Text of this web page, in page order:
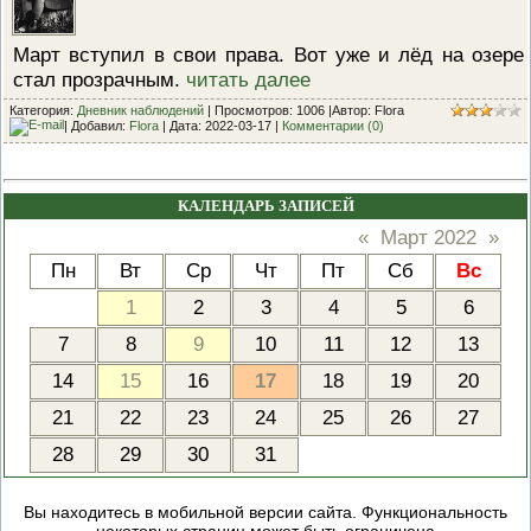
ОСУЩЕСТВЛЕНИИ
ГОСУДАРСТВЕННОГО
ОБЛАСТИ ОХРАНЫ И
ИСПОЛЬЗОВАНИЯ ООПТ
ФЕДЕРАЛЬНОГО ЗНАЧЕНИЯ
ПЛАН ПРОВЕДЕНИЯ
КОНТРОЛЬНЫХ
МЕРОПРИЯТИЙ
ИСЧЕРПЫВАЮЩИЙ
СВЕДЕНИЙ, КОТОРЫЕ МОГУТ
ЗАПРАШИВАТЬСЯ
(НАДЗОРНЫМ) ОРГАНОМ У
КОНТРОЛИРУЕМОГО ЛИЦА
Март вступил в свои права. Вот уже и лёд на озере
стал прозрачным. читать далее
Категория: Дневник наблюдений | Просмотров: 1006 |Автор: Flora
| Добавил: Flora | Дата: 2022-03-17 | Комментарии (0)
КАЛЕНДАРЬ ЗАПИСЕЙ
« Март 2022 »
Пн
Вт Ср Чт Пт Сб
Вс
1
2 3 4 5
6
7
8 9 10 11 12
13
14
15 16 17 18 19
20
21
22 23 24 25 26
27
28
29 30 31
Вы находитесь в мобильной версии сайта. Функциональность